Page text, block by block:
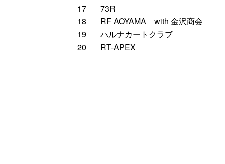
17
73R
18
RF AOYAMA with 金沢商会
19
ハルナカートクラブ
20
RT-APEX